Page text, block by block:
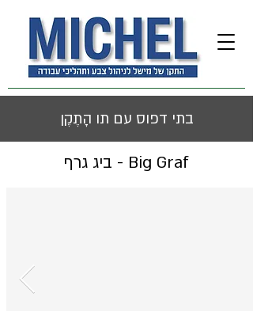
בתי דפוס עם תו הָתֶקֶן
Big Graf - ביג גרף